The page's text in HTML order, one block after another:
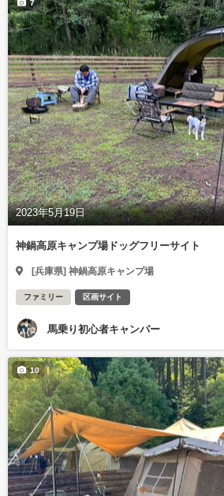
2023年5月19日
7
神鍋高原キャンプ場ドッグフリーサイト
[兵庫県] 神鍋高原キャンプ場
ファミリー 区画サイト
馬乗り初心者キャンパー
10